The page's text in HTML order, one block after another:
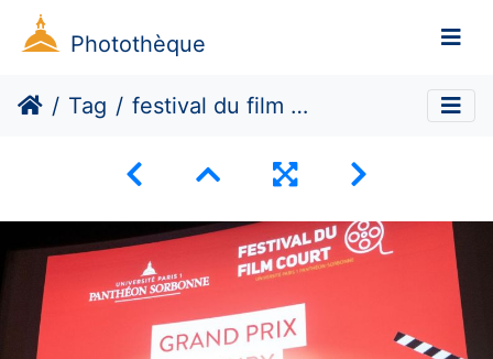
Photothèque
Tag festival du film court